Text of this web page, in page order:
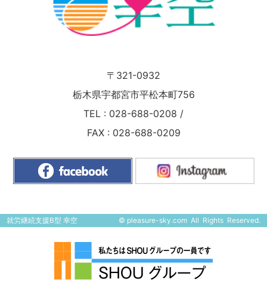
〒321-0932
栃木県宇都宮市平松本町756
TEL : 028-688-0208 /
FAX : 028-688-0209
就労継続支援B型 幸空 © pleasure-sky.comAll Rights Reserved.